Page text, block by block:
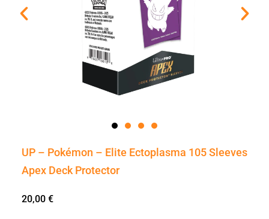
UP – Pokémon – Elite Ectoplasma 105 Sleeves
Apex Deck Protector
20,00 €